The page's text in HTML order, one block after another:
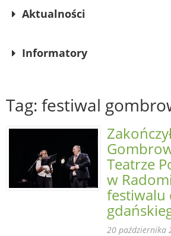
Aktualności
Informatory
Tag: festiwal
Teatrze
w
festiwalu
20 października